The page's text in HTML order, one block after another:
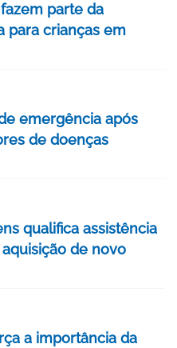
parte da
para crianças em
emergência após
de doenças
qualifica assistência
de novo
a importância da